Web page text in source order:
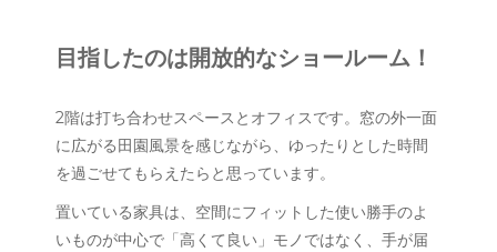
目指したのは開放的なショールーム！
2階は打ち合わせスペースとオフィスです。窓の外一面
に広がる田園風景を感じながら、ゆったりとした時間
を過ごせてもらえたらと思っています。
置いている家具は、空間にフィットした使い勝手のよ
いものが中心で「高くて良い」モノではなく、手が届